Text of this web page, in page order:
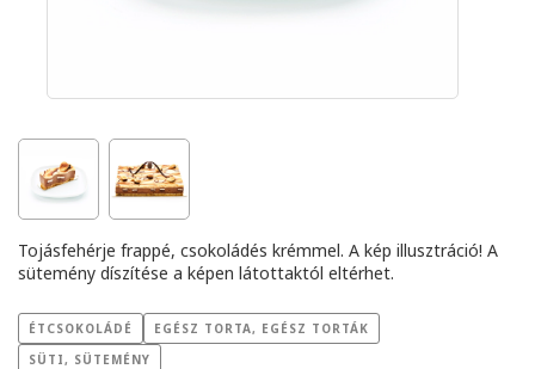
Tojásfehérje frappé, csokoládés krémmel. A kép illusztráció! A
sütemény díszítése a képen látottaktól eltérhet.
ÉTCSOKOLÁDÉ
EGÉSZ TORTA, EGÉSZ TORTÁK
SÜTI, SÜTEMÉNY